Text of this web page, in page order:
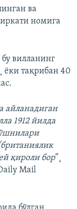
ва
номига
вилланинг
ëки тақрибан 40
айланадиган
1912 йилда
қироли бор”¸
Mail